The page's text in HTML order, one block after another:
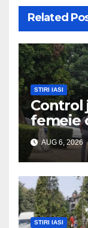
Related
STIRI IASI
Control
femeie
mașina
AUG 6, 2026
STIRI IASI